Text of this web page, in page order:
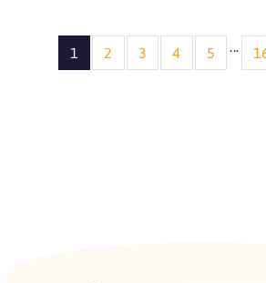
1 2 3 4 5 ...